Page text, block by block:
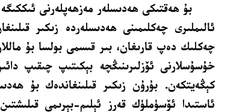
بۇ ھەقتىكى ھەدىسلەر مەزھەپلەرنى
ئالىملىرى چەكلىمىنى ھەدىسلەردە زىكىر
چەكلىك دەپ قارىغان، بىر قىسمى بولسا بۇ
خۇسۇسلارنى ئۆزلىرىنىڭچە بېكىتىپ چىقىپ
كېڭەيتكەن. بۇرۇن زىكىر قىلىنغاندەك بۇ
ئاستىدا ئۆسۈملۈك قەرز ئېلىم-بېرىمى